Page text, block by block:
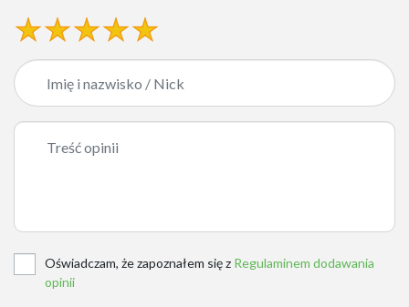
Oświadczam, że zapoznałem się z Regulaminem dodawania
opinii